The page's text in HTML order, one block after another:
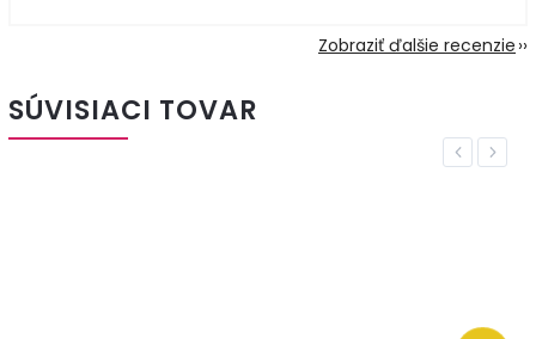
Zobraziť ďalšie recenzie
SÚVISIACI TOVAR
Previous
Next